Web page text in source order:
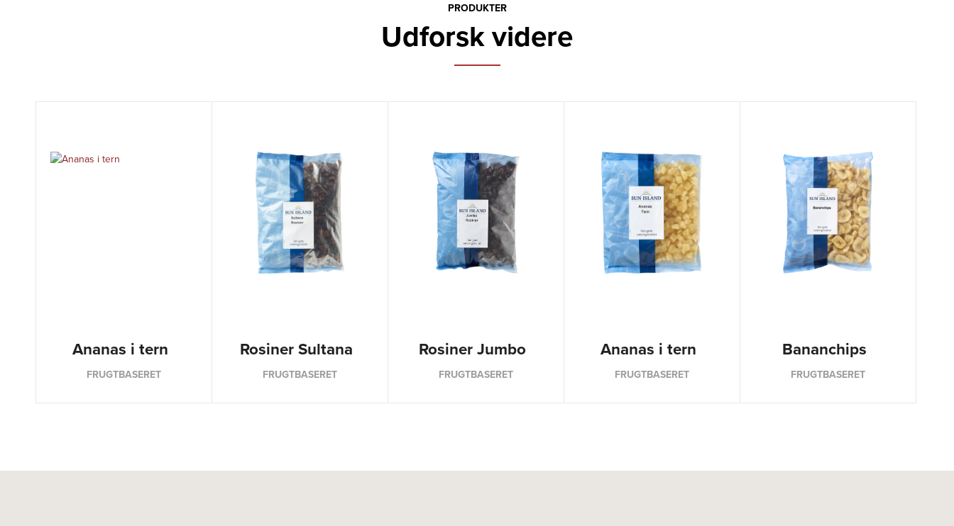
PRODUKTER
Udforsk videre
Ananas i tern
FRUGTBASERET
Rosiner Sultana
FRUGTBASERET
Rosiner Jumbo
FRUGTBASERET
Ananas i tern
FRUGTBASERET
Bananchips
FRUGTBASERET